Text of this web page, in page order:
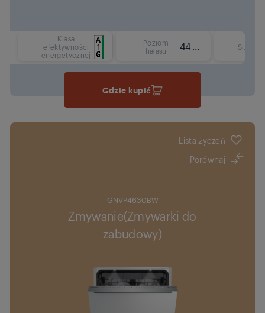
Klasa
efektywności
energetycznej
Poziom
hałasu
44 dBA Size
Gdzie kupić
Lista życzeń
Porównaj
GNVP4630BW
Zmywanie(Zmywarki do
zabudowy)